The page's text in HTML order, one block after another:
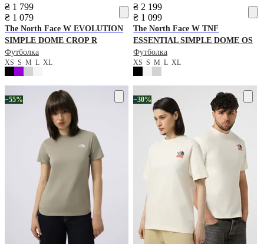
₴ 1 799
₴ 1 079
The North Face W EVOLUTION
SIMPLE DOME CROP R
Футболка
XS S M L XL
₴ 2 199
₴ 1 099
The North Face W TNF
ESSENTIAL SIMPLE DOME OS
Футболка
XSSMLXL
−55% −30%